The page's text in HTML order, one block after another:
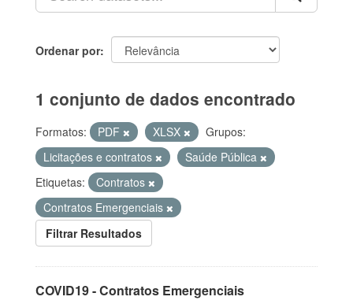
Ordenar por
1 conjunto de dados encontrado
Formatos: PDF XLSX
Grupos:
Licitações e contratos
Saúde Pública
Etiquetas:
Contratos
Contratos Emergenciais
Filtrar Resultados
COVID19 - Contratos Emergenciais